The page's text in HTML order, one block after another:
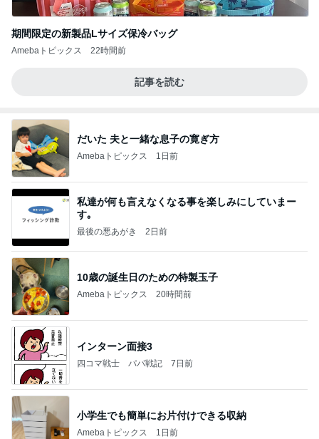
期間限定の新製品Lサイズ保冷バッグ
Amebaトピックス 22時間前
記事を読む
だいた 夫と一緒な息子の寛ぎ方
Amebaトピックス 1日前
私達が何も言えなくなる事を楽しみにしていまー
す｡
最後の悪あがき 2日前
10歳の誕生日のための特製玉子
Amebaトピックス 20時間前
インターン面接3
四コマ戦士 パパ戦記 7日前
小学生でも簡単にお片付けできる収納
Amebaトピックス 1日前